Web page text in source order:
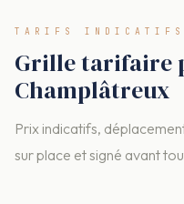
TARIFS INDICATIFS
Grille tarifaire
Champlâtreux
Prix indicatifs,
sur place et signé avant